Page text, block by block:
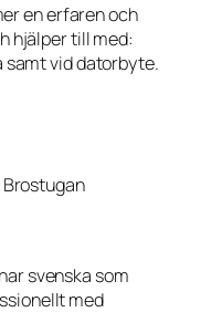
en erfaren och
hjälper till med:
vid datorbyte.
svenska som
med